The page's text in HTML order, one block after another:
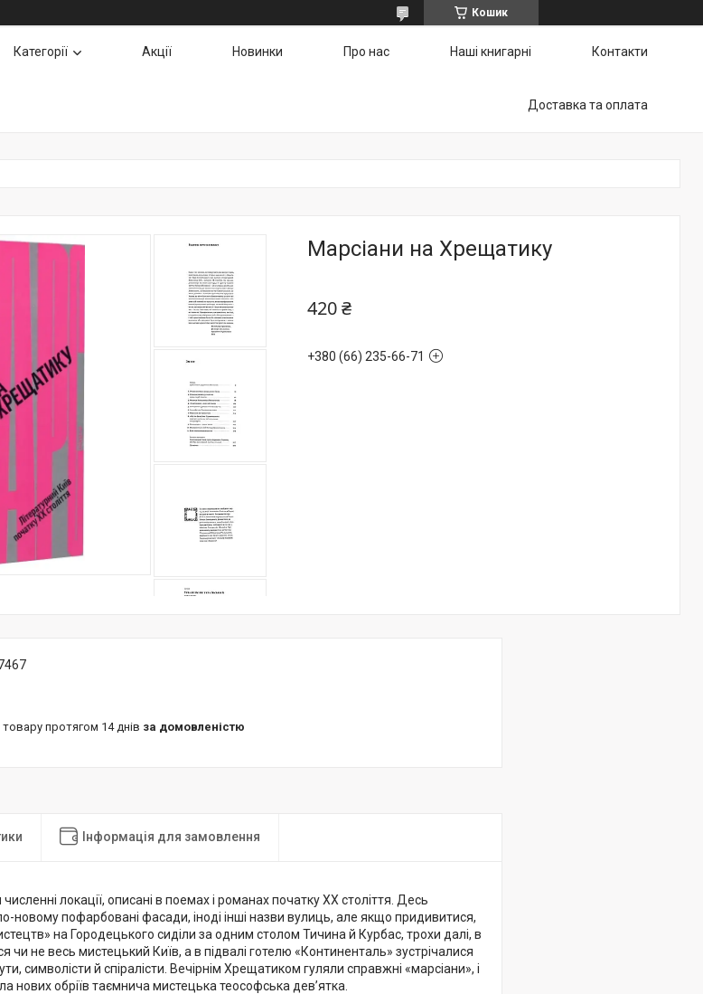
Кошик
Категорії Акції Новинки Про нас Наші книгарні Контакти
Доставка та оплата
Марсіани на Хрещатику
420 ₴
+380 (66) 235-66-71
товару протягом 14 днів за домовленістю
Інформація для замовлення
локації, описані в поемах і романах початку ХХ століття. Десь
новому пофарбовані фасади, іноді інші назви вулиць, але якщо придивитися,
на Городецького сиділи за одним столом Тичина й Курбас, трохи далі, в
чи не весь мистецький Київ, а в підвалі готелю «Континенталь» зустрічалися
символісти й спіралісти. Вечірнім Хрещатиком гуляли справжні «марсіани», і
нових обріїв таємнича мистецька теософська дев’ятка.